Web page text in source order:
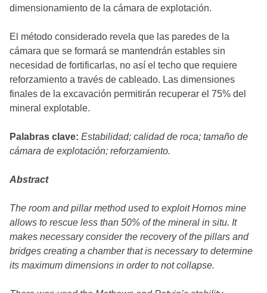
dimensionamiento de la cámara de explotación.
El método considerado revela que las paredes de la
cámara que se formará se mantendrán estables sin
necesidad de fortificarlas, no así el techo que requiere
reforzamiento a través de cableado. Las dimensiones
finales de la excavación permitirán recuperar el 75% del
mineral explotable.
Palabras clave: Estabilidad; calidad de roca; tamaño de
cámara de explotación; reforzamiento.
Abstract
The room and pillar method used to exploit Hornos mine
allows to rescue less than 50% of the mineral in situ. It
makes necessary consider the recovery of the pillars and
bridges creating a chamber that is necessary to determine
its maximum dimensions in order to not collapse.